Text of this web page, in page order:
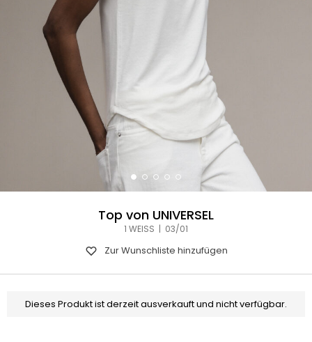
Top von UNIVERSEL
1 WEISS | 03/01
Zur Wunschliste hinzufügen
Dieses Produkt ist derzeit ausverkauft und nicht verfügbar.